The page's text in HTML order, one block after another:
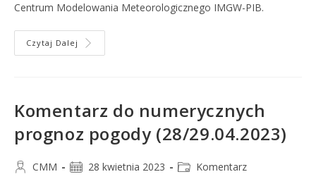
Centrum Modelowania Meteorologicznego IMGW-PIB.
Czytaj Dalej
Komentarz do numerycznych
prognoz pogody (28/29.04.2023)
CMM 28 kwietnia 2023 Komentarz